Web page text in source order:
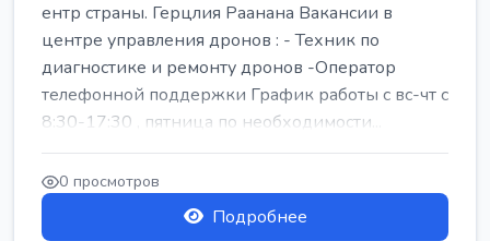
ентр страны. Герцлия Раанана Вакансии в
центре управления дронов : - Техник по
диагностике и ремонту дронов -Оператор
телефонной поддержки График работы с вс-чт с
8:30-17:30 , пятница по необходимости...
0 просмотров
Подробнее